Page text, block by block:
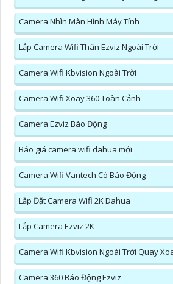
Camera Nhìn Màn Hình Máy Tính
Lắp Camera Wifi Thân Ezviz Ngoài Trời
Camera Wifi Kbvision Ngoài Trời
Camera Wifi Xoay 360 Toàn Cảnh
Camera Ezviz Báo Động
Báo giá camera wifi dahua mới
Camera Wifi Vantech Có Báo Động
Lắp Đặt Camera Wifi 2K Dahua
Lắp Camera Ezviz 2K
Camera Wifi Kbvision Ngoài Trời Quay
Camera 360 Báo Động Ezviz